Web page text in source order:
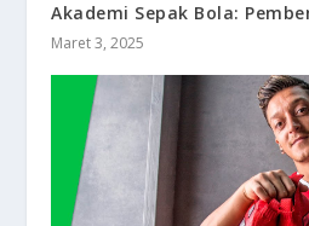
Akademi Sepak Bola:
Maret 3, 2025